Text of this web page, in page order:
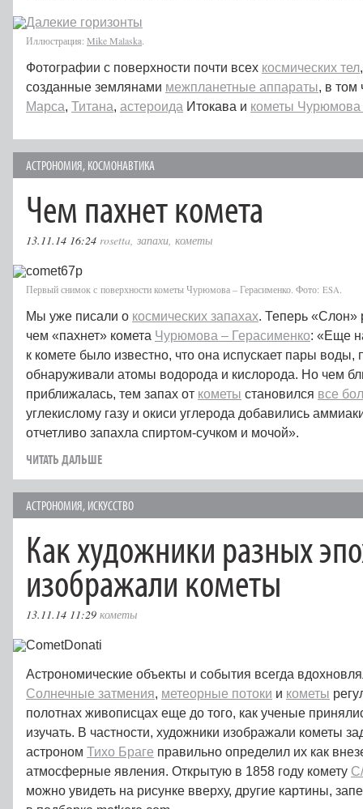
Иллюстрация: Mike Malaska
Фотографии с поверхности почти всех космических тел
созданные землянами межпланетные аппараты, в том
Марса, Титана, астероида Итокава и кометы Чурюмова
АСТРОНОМИЯ, КОСМОНАВТИКА
Чем пахнет комета
13.11.14 16:24 rosetta, запахи, кометы
Первый снимок с поверхности кометы Чурюмова – Герасименко. Фото: ESA
Мы уже писали о космических запахах. Теперь «Слон»
чем «пахнет» комета Чурюмова – Герасименко: «Еще
к комете было известно, что она испускает пары воды,
обнаруживали атомы водорода и кислорода. Но чем
приближалась, тем запах от кометы становился все
углекислому газу и окиси углерода добавились
отчетливо запахла спиртом-сучком и мочой».
ЧИТАТЬ ДАЛЬШЕ
АСТРОНОМИЯ, ИСКУССТВО
Как художники разных
изображали кометы
13.11.14 11:29 кометы
Астрономические объекты и события всегда
Солнечные затмения, метеорные потоки и кометы
полотнах живописцах еще до того, как ученые
изучать. В частности, художники изображали кометы
астроном Тихо Браге правильно определил их как
атмосферные явления. Открытую в 1858 году комету
можно увидеть на рисунке вверху, другие картины,